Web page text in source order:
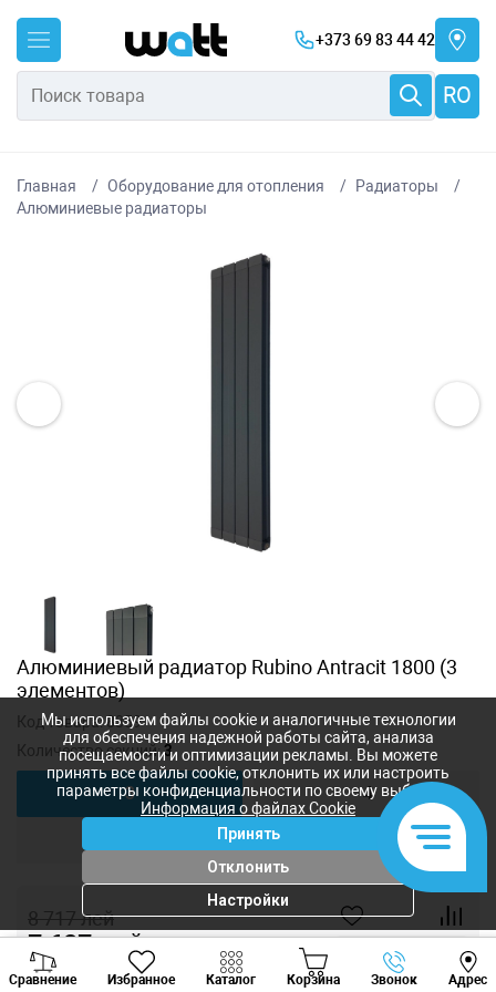
+373 69 83 44 42
RO
Главная Оборудование для отопления
Радиаторы
Алюминиевые радиаторы
Алюминиевый радиатор Rubino Antracit 1800 (3
элементов)
Код товара:8359
Количество секций:3
3 4
8 717лей
7 627лей
Сравнение Избранное Каталог Корзина Звонок Адрес
Viber Whatsapp
Мы используем файлы cookie и аналогичные технологии
для обеспечения надежной работы сайта, анализа
посещаемости и оптимизации рекламы. Вы можете
принять все файлы cookie, отклонить их или настроить
параметры конфиденциальности по своему выбору.
Информация о файлах Cookie
Принять
Отклонить
Настройки